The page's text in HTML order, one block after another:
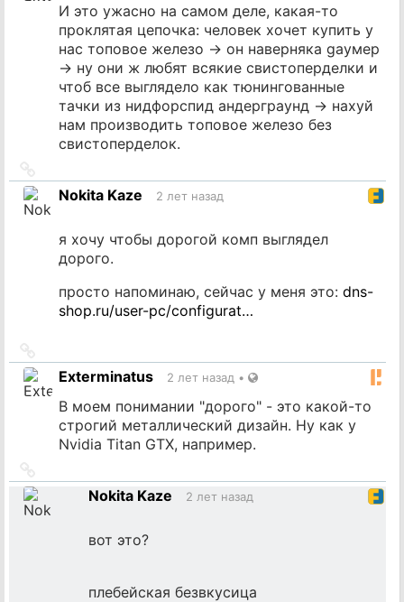
И это ужасно на самом деле, какая-то
проклятая цепочка: человек хочет купить у
нас топовое железо -> он наверняка gayмер
-> ну они ж любят всякие свистоперделки и
чтоб все выглядело как тюнингованные
тачки из нидфорспид андерграунд -> нахуй
нам производить топовое железо без
свистоперделок.
на
источник
Nokita Kaze 2 лет назад
я хочу чтобы дорогой комп выглядел
дорого.
просто напоминаю, сейчас у меня это: dns-
shop.ru/user-pc/configurat…
на
источник
Exterminatus 2 лет назад •
В моем понимании "дорого" - это какой-то
строгий металлический дизайн. Ну как у
Nvidia Titan GTX, например.
на
источникNokita Kaze 2 лет назад
вот это?
плебейская безвкусица